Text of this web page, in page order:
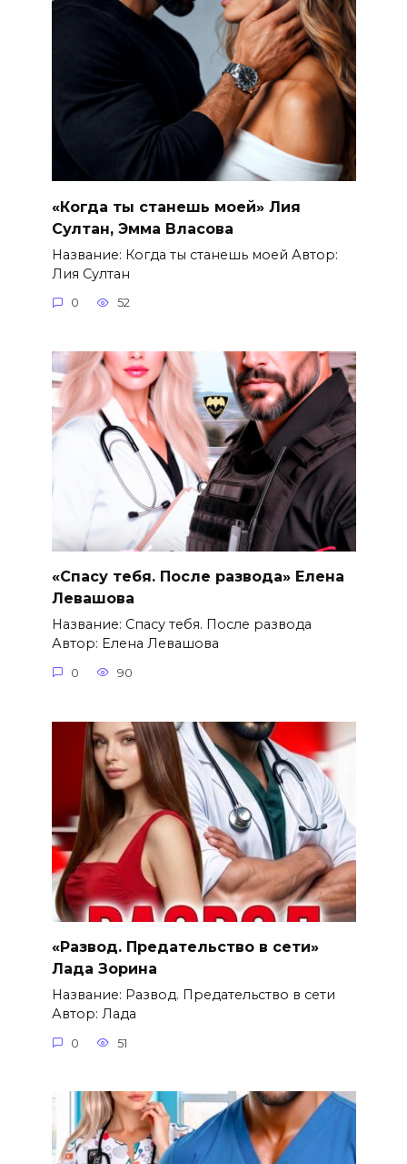
«Когда ты станешь моей» Лия
Султан, Эмма Власова
Название: Когда ты станешь моей Автор:
Лия Султан
0 52
«Спасу тебя. После развода» Елена
Левашова
Название: Спасу тебя. После развода
Автор: Елена Левашова
0 90
«Развод. Предательство в сети»
Лада Зорина
Название: Развод. Предательство в сети
Автор: Лада
0 51